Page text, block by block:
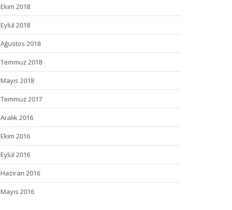
Ekim 2018
Eylül 2018
Ağustos 2018
Temmuz 2018
Mayıs 2018
Temmuz 2017
Aralık 2016
Ekim 2016
Eylül 2016
Haziran 2016
Mayıs 2016